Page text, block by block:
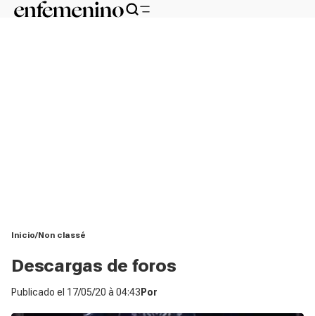
Inicio Non classé
Descargas de foros
Publicado el 17/05/20 à 04:43 Por